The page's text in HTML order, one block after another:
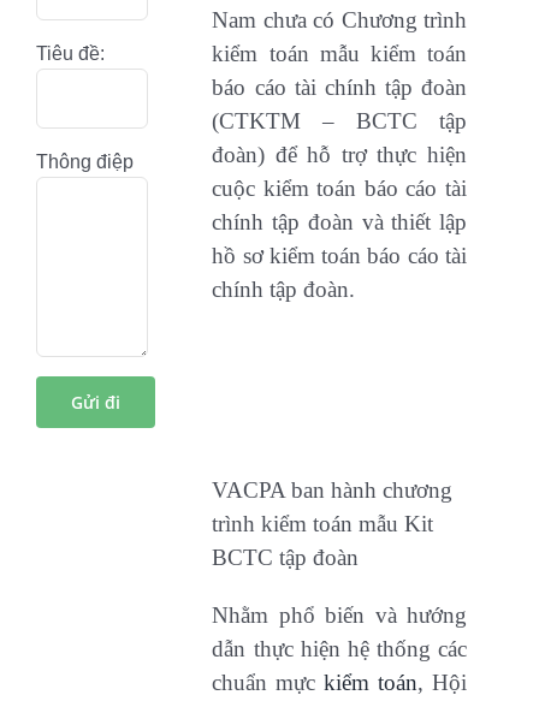
Nam chưa có Chương trình
kiểm toán mẫu kiểm toán
báo cáo tài chính tập đoàn
(CTKTM – BCTC tập
đoàn) để hỗ trợ thực hiện
cuộc kiểm toán báo cáo tài
chính tập đoàn và thiết lập
hồ sơ kiểm toán báo cáo tài
chính tập đoàn.
VACPA ban hành chương
trình kiểm toán mẫu Kit
BCTC tập đoàn
Nhằm phổ biến và hướng
dẫn thực hiện hệ thống các
chuẩn mựckiểm toán, Hội
Tiêu đề:
Thông điệp